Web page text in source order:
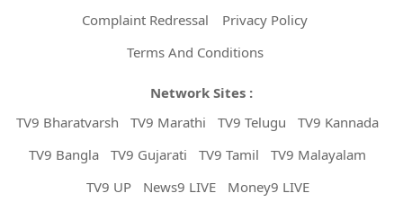
Complaint Redressal
Privacy Policy
Terms And Conditions
Network Sites :
TV9 Bharatvarsh
TV9 Marathi TV9 Telugu
TV9 Kannada
TV9 Bangla
TV9 Gujarati TV9 Tamil
TV9 Malayalam
TV9 UP
News9 LIVE Money9 LIVE